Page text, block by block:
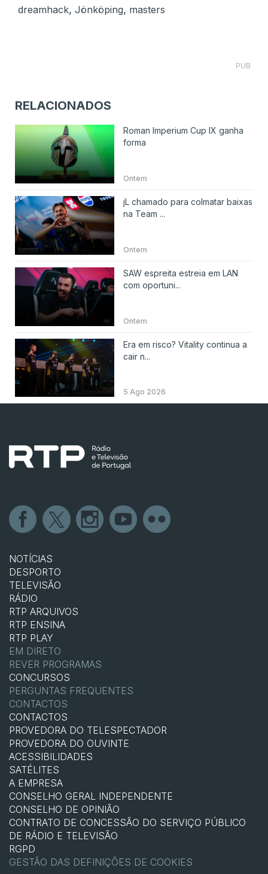
dreamhack, Jönköping, masters
PUB
RELACIONADOS
Roman Imperium Cup IX ganha
forma
Ontem
jL chamado para colmatar baixas
na Team ...
Ontem
SAW espreita estreia em LAN
com oportuni...
Ontem
Era em risco? Vitality continua a
cair n...
5 Ago 2026
NOTÍCIAS
DESPORTO
TELEVISÃO
RÁDIO
RTP ARQUIVOS
RTP ENSINA
RTP PLAY
EM DIRETO
REVER PROGRAMAS
CONCURSOS
PERGUNTAS FREQUENTES
CONTACTOS
CONTACTOS
PROVEDORA DO TELESPECTADOR
PROVEDORA DO OUVINTE
ACESSIBILIDADES
SATÉLITES
A EMPRESA
CONSELHO GERAL INDEPENDENTE
CONSELHO DE OPINIÃO
CONTRATO DE CONCESSÃO DO SERVIÇO PÚBLICO
DE RÁDIO E TELEVISÃO
RGPD
GESTÃO DAS DEFINIÇÕES DE COOKIES